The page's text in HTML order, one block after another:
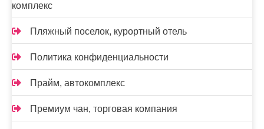
комплекс
Пляжный поселок, курортный отель
Политика конфиденциальности
Прайм, автокомплекс
Премиум чан, торговая компания